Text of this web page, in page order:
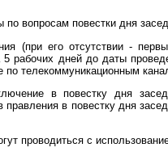
вопросам повестки дня
(при его отсутствии -
рабочих дней до даты
телекоммуникационным
в повестку дня
в повестку дня
проводиться с